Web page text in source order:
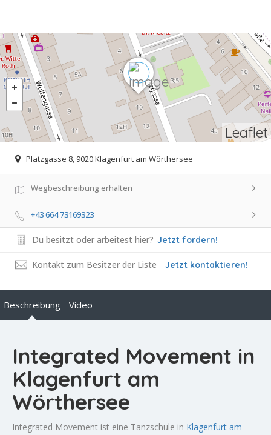
Leaflet
Platzgasse 8, 9020 Klagenfurt am Wörthersee
Wegbeschreibung erhalten
+43 664 73169323
Du besitzt oder arbeitest hier? Jetzt fordern!
Kontakt zum Besitzer der Liste Jetzt kontaktieren!
Beschreibung Video
Integrated Movement in
Klagenfurt am
Wörthersee
Integrated Movement ist eine Tanzschule in Klagenfurt am